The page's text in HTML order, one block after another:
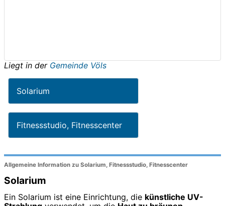
Liegt in der Gemeinde Völs
Solarium
Fitnessstudio, Fitnesscenter
Allgemeine Information zu Solarium, Fitnessstudio, Fitnesscenter
Solarium
Ein Solarium ist eine Einrichtung, die künstliche UV-